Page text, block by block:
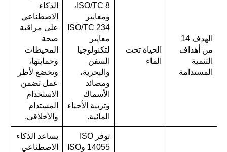
الهدف 14
من أهداف
التنمية
المستدامة
الحياة تحت
الماء
ISO/TC 8،
ومعايير
ISO/TC 234
معايير
لتكنولوجيا
السفن
والبحرية،
ومصائد
الأسماك
وتربية الأحياء
المائية.
الذكاء
الاصطناعي
على مراقبة
صحة
المحيطات
وحمايتها،
وتخضع لأطر
عمل تضمن
الاستخدام
المستدام
والأخلاقي.
توفر ISO
14055 وISO
يساعد الذكاء
الاصطناعي